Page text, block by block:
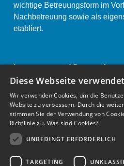
wichtige Betreuungsform im
Nachbetreuung sowie als
etabliert.
Impressum und
Anstaltsordnung «
Diese Webseite
Wir verwenden Cookies, um die
Website zu verbessern. Durch die
stimmen Sie der Verwendung von
Richtlinie zu. Was sind Cookies?
UNBEDINGT ERFORDERLICH
TARGETING